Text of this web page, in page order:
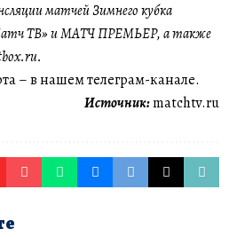
матчей Зимнего кубка
ТВ» и МАТЧ ПРЕМЬЕР, а также
– в нашем телеграм-канале.
Источник:matchtv.ru